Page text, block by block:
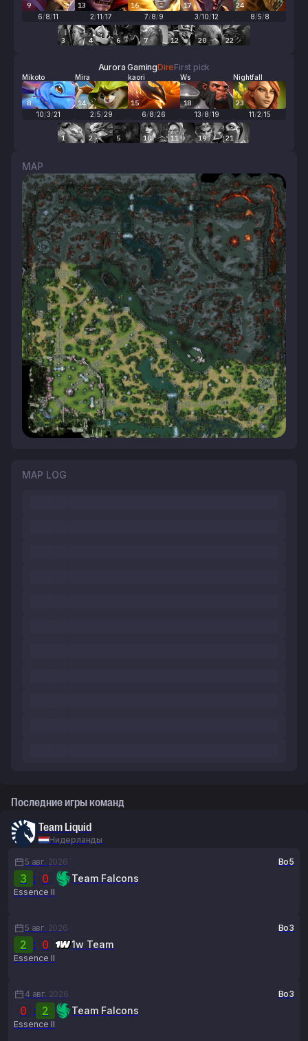
9
6/8/11
13
2/11/17
16
7/8/9
17
3/10/12
24
8/5/8
3 4 6 7 12 20 22
Aurora GamingDireFirst pick
Mikoto
8
10/3/21
Mira
14
2/5/29
kaori
15
6/8/26
Ws
18
13/8/19
Nightfall
23
11/2/15
1 2 5 10 11 19 21
MAP
MAP LOG
Последние игры команд
Team Liquid
Нидерланды
5 авг. 2026 Bo5
3 : 0 Team Falcons
Essence II
5 авг. 2026 Bo3
2 : 0 1w Team
Essence II
4 авг. 2026 Bo3
0 : 2 Team Falcons
Essence II